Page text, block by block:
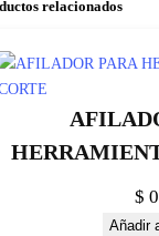
relacionados
$
Añadir